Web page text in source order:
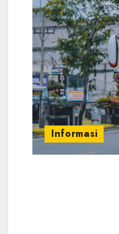
Informasi